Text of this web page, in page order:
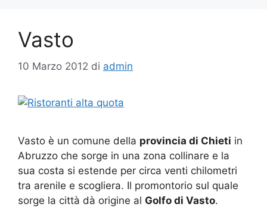
Vasto
10 Marzo 2012 di admin
Vasto è un comune della provincia di Chieti in
Abruzzo che sorge in una zona collinare e la
sua costa si estende per circa venti chilometri
tra arenile e scogliera. Il promontorio sul quale
sorge la città dà origine al Golfo di Vasto.